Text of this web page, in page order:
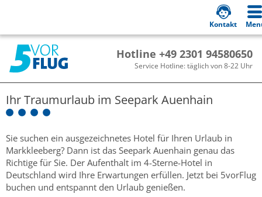
Hotline +49 2301 94580650
Service Hotline: täglich von 8-22 Uhr
Kontakt
Ihr Traumurlaub im Seepark Auenhain
Sie suchen ein ausgezeichnetes Hotel für Ihren Urlaub in
Markkleeberg? Dann ist das Seepark Auenhain genau das
Richtige für Sie. Der Aufenthalt im 4-Sterne-Hotel in
Deutschland wird Ihre Erwartungen erfüllen. Jetzt bei 5vorFlug
buchen und entspannt den Urlaub genießen.